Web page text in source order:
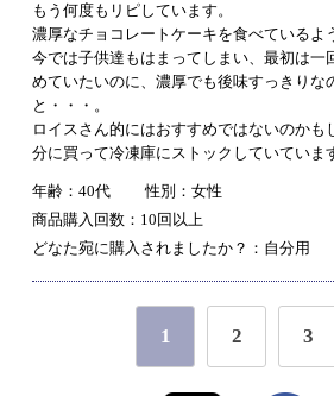
もう何度もリピしています。
濃厚なチョコレートケーキを食べているよ
今では子供達もはまってしまい、最初は一
めていたいのに、濃厚でも後味すっきりな
と・・・。
ロイスさん的にはおすすめではないのかも
分に買って冷凍庫にストックしていていま
年齢：40代
性別：女性
商品購入回数：10回以上
どなた宛に購入されましたか？：自分用
1 2 3